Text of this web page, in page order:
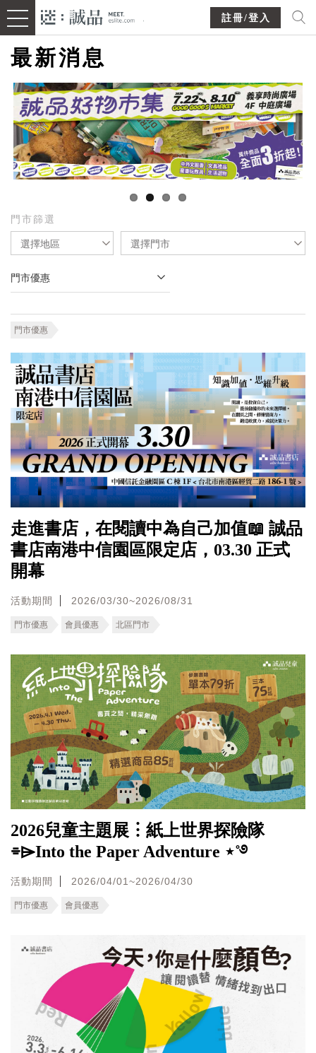
註冊/登入
最新消息
門市篩選
選擇地區 選擇門市
門市優惠
門市優惠
走進書店，在閱讀中為自己加值📖 誠品
書店南港中信園區限定店，03.30 正式
開幕
活動期間 2026/03/30~2026/08/31
門市優惠 會員優惠 北區門市
2026兒童主題展︙紙上世界探險隊
⌯⌲Into the Paper Adventure ⋆˚࿔
活動期間 2026/04/01~2026/04/30
門市優惠 會員優惠